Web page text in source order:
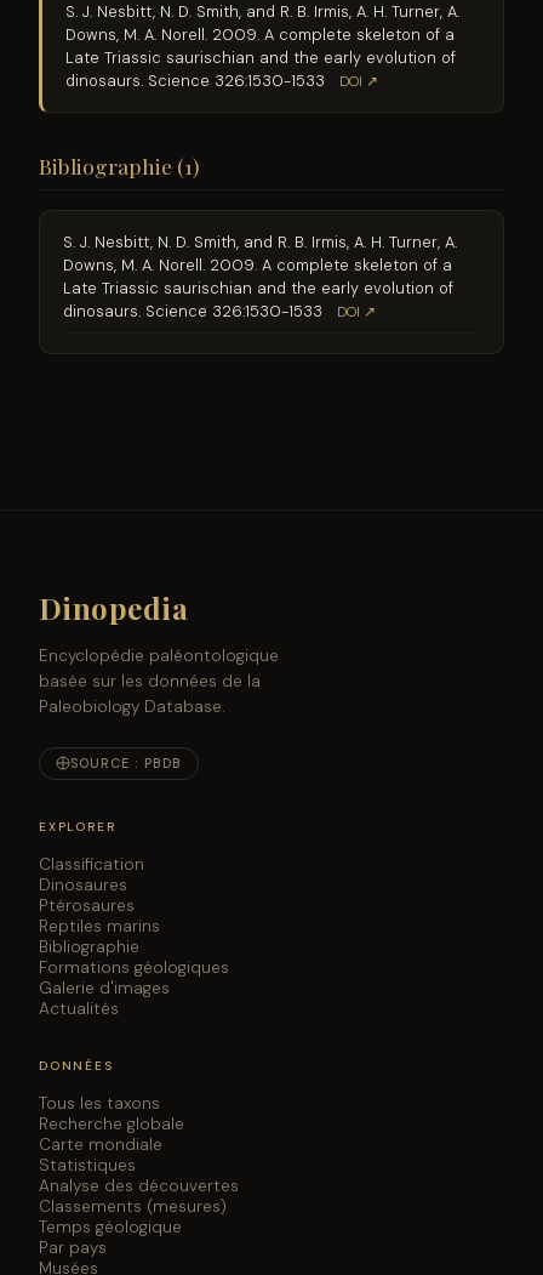
S. J. Nesbitt, N. D. Smith, and R. B. Irmis, A. H. Turner, A.
Downs, M. A. Norell. 2009. A complete skeleton of a
Late Triassic saurischian and the early evolution of
dinosaurs. Science 326:1530-1533
DOI ↗
Bibliographie (1)
S. J. Nesbitt, N. D. Smith, and R. B. Irmis, A. H. Turner, A.
Downs, M. A. Norell. 2009. A complete skeleton of a
Late Triassic saurischian and the early evolution of
dinosaurs. Science 326:1530-1533
DOI ↗
Dinopedia
Encyclopédie paléontologique
basée sur les données de la
Paleobiology Database.
SOURCE : PBDB
EXPLORER
Classification
Dinosaures
Ptérosaures
Reptiles marins
Bibliographie
Formations géologiques
Galerie d'images
Actualités
DONNÉES
Tous les taxons
Recherche globale
Carte mondiale
Statistiques
Analyse des découvertes
Classements (mesures)
Temps géologique
Par pays
Musées